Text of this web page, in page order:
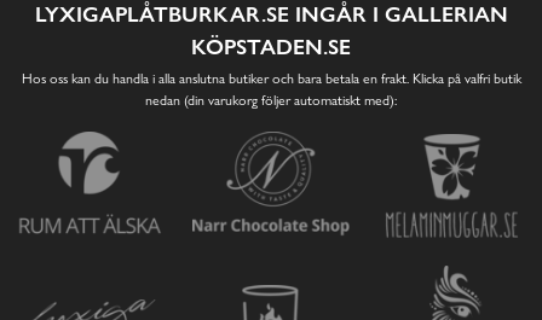
LYXIGAPLÅTBURKAR.SE INGÅR I GALLERIAN
KÖPSTADEN.SE
Hos oss kan du handla i alla anslutna butiker och bara betala en frakt. Klicka på valfri butik
nedan (din varukorg följer automatiskt med):